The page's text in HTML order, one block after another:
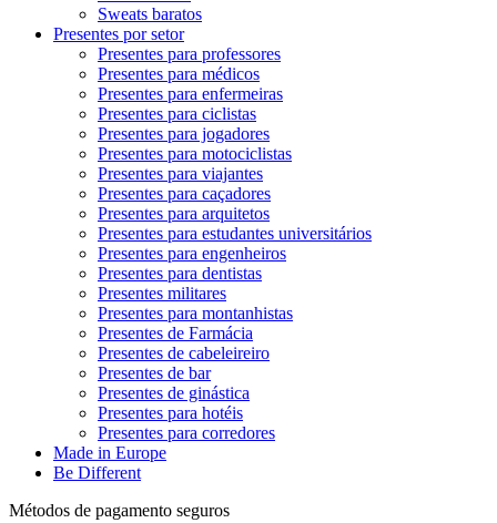
Sweats baratos
Presentes por setor
Presentes para professores
Presentes para médicos
Presentes para enfermeiras
Presentes para ciclistas
Presentes para jogadores
Presentes para motociclistas
Presentes para viajantes
Presentes para caçadores
Presentes para arquitetos
Presentes para estudantes universitários
Presentes para engenheiros
Presentes para dentistas
Presentes militares
Presentes para montanhistas
Presentes de Farmácia
Presentes de cabeleireiro
Presentes de bar
Presentes de ginástica
Presentes para hotéis
Presentes para corredores
Made in Europe
Be Different
Métodos de pagamento seguros